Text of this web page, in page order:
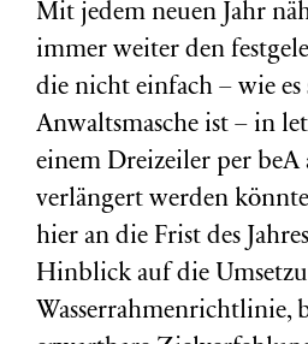
Mit jedem neuen Jahr
immer weiter den
die nicht einfach – wie es
Anwaltsmasche ist – in
einem Dreizeiler per
verlängert werden
hier an die Frist des
Hinblick auf die
Wasserrahmenrichtlinie,